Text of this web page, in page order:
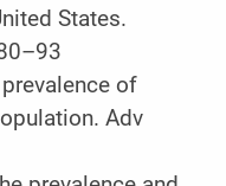
States.
of
Adv